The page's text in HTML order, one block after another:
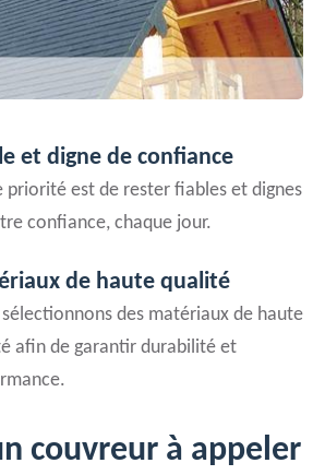
et digne de confiance
priorité est de rester fiables et dignes
confiance, chaque jour.
de haute qualité
des matériaux de haute
afin de garantir durabilité et
couvreur à appeler